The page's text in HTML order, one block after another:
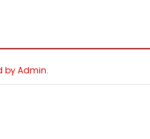
by Admin.